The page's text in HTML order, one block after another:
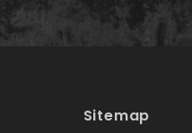
Sitemap